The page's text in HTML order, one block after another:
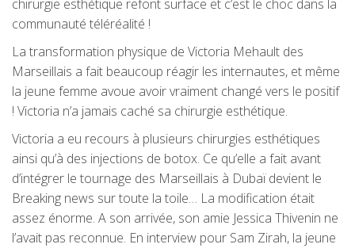
chirurgie esthétique refont surface et c’est le choc dans la
communauté téléréalité !
La transformation physique de Victoria Mehault des
Marseillais a fait beaucoup réagir les internautes, et même
la jeune femme avoue avoir vraiment changé vers le positif
! Victoria n’a jamais caché sa chirurgie esthétique.
Victoria a eu recours à plusieurs chirurgies esthétiques
ainsi qu’à des injections de botox. Ce qu’elle a fait avant
d’intégrer le tournage des Marseillais à Dubaï devient le
Breaking news sur toute la toile… La modification était
assez énorme. A son arrivée, son amie Jessica Thivenin ne
l’avait pas reconnue. En interview pour Sam Zirah, la jeune